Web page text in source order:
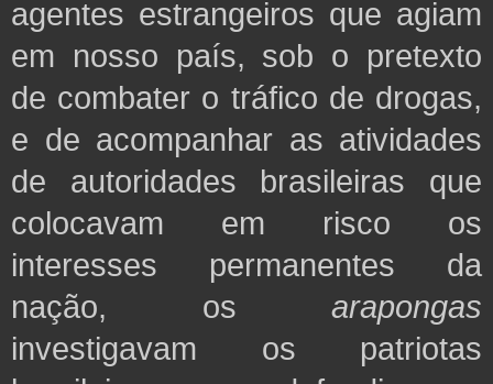
agentes estrangeiros que agiam
em nosso país, sob o pretexto
de combater o tráfico de drogas,
e de acompanhar as atividades
de autoridades brasileiras que
colocavam em risco os
interesses permanentes da
nação, os arapongas
investigavam os patriotas